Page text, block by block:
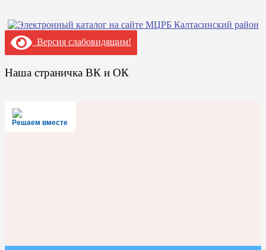
Версия слабовидящим!
Наша страничка ВК и ОК
Решаем вместе